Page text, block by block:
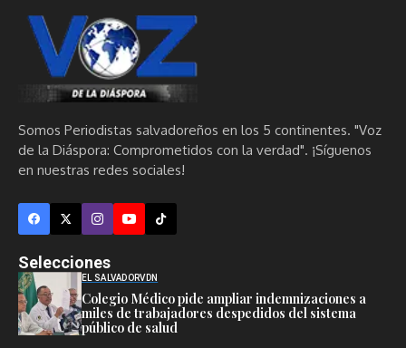
Somos Periodistas salvadoreños en los 5 continentes. "Voz
de la Diáspora: Comprometidos con la verdad". ¡Síguenos
en nuestras redes sociales!
Selecciones
EL SALVADORVDN
Colegio Médico pide ampliar indemnizaciones a
miles de trabajadores despedidos del sistema
público de salud